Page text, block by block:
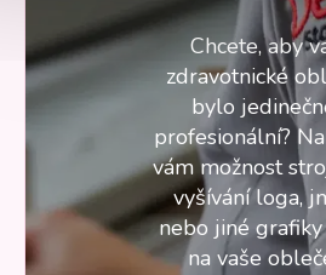
Chcete, aby
zdravotnické
bylo
profesionální?
vám možnost
vyšívání loga,
nebo jiné
na vaše